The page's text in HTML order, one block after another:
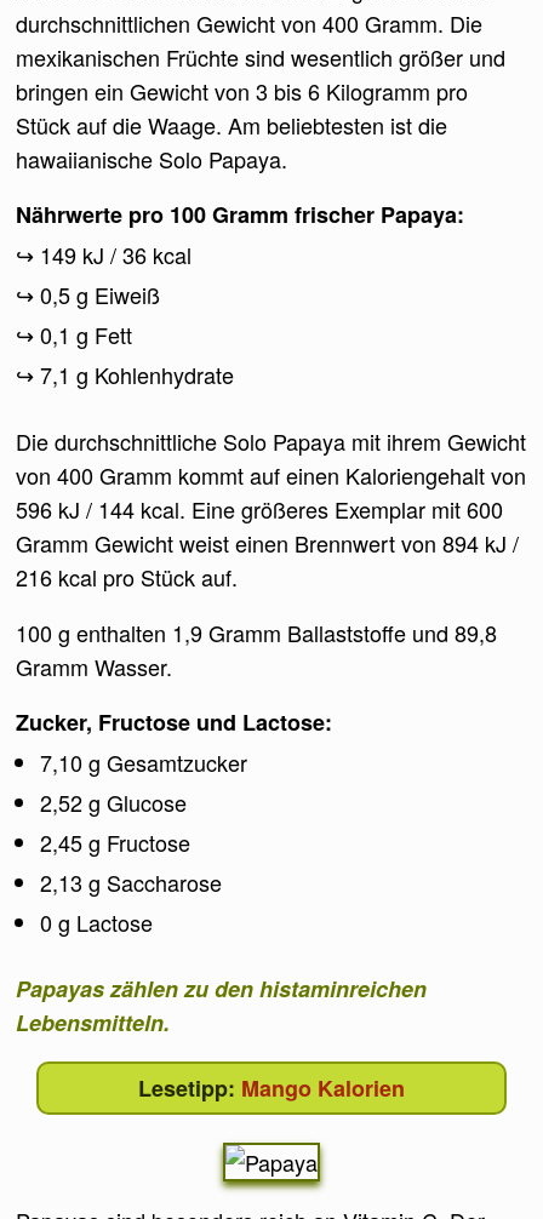
durchschnittlichen Gewicht von 400 Gramm. Die
mexikanischen Früchte sind wesentlich größer und
bringen ein Gewicht von 3 bis 6 Kilogramm pro
Stück auf die Waage. Am beliebtesten ist die
hawaiianische Solo Papaya.
Nährwerte pro 100 Gramm frischer Papaya:
149 kJ / 36 kcal
0,5 g Eiweiß
0,1 g Fett
7,1 g Kohlenhydrate
Die durchschnittliche Solo Papaya mit ihrem Gewicht
von 400 Gramm kommt auf einen Kaloriengehalt von
596 kJ / 144 kcal. Eine größeres Exemplar mit 600
Gramm Gewicht weist einen Brennwert von 894 kJ /
216 kcal pro Stück auf.
100 g enthalten 1,9 Gramm Ballaststoffe und 89,8
Gramm Wasser.
Zucker, Fructose und Lactose:
7,10 g Gesamtzucker
2,52 g Glucose
2,45 g Fructose
2,13 g Saccharose
0 g Lactose
Papayas zählen zu den histaminreichen
Lebensmitteln.
Mango Kalorien